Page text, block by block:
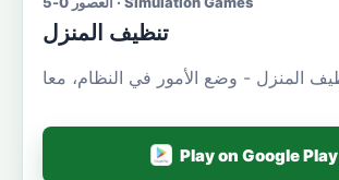
تنظيف المنزل
Play on Google Play